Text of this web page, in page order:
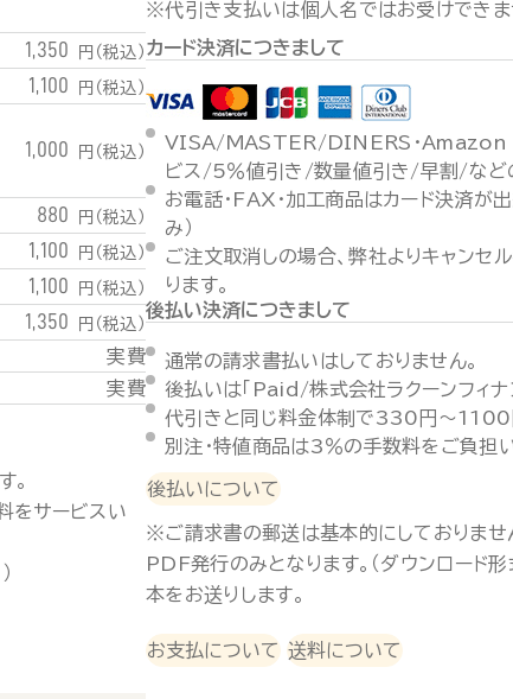
1,350 円（税込）
1,100 円（税込）
1,000 円（税込）
880 円（税込）
1,100 円（税込）
1,100 円（税込）
1,350 円（税込）
実費
実費
。
をサービスい
※代引き支払いは個人名ではお受けできま
カード決済につきまして
VISA/MASTER/DINERS・Amazon
ビス/5％値引き/数量値引き/早割/など
お電話・FAX・加工商品はカード決済が
み）
ご注文取消しの場合、弊社よりキャン
ります。
後払い決済につきまして
通常の請求書払いはしておりません。
後払いは「Paid/株式会社ラクーンフィナ
代引きと同じ料金体制で330円～1100
別注・特値商品は3％の手数料をご負担
後払いについて
※ご請求書の郵送は基本的にしておりませ
PDF発行のみとなります。（ダウンロード
本をお送りします。
お支払について 送料について